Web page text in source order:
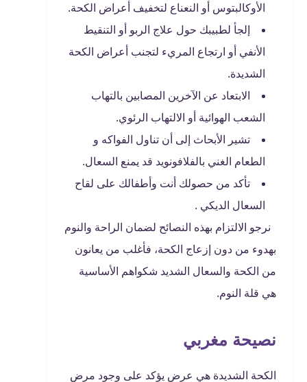
الأوكالبتوس أو النعناع لتخفيف أعراض الكحة.
إلجأ لطبيبك حول علاج الربو أو التنقيط
الأنفي أو ارتجاع المريء لتجنب أعراض الكحة
الشديدة.
الابتعاد عن الآخرين المصابين بالتهاب
الشعب الهوائية أو الالتهاب الرئوي.
تشير الأبحاث إلى أن تناول الفواكه و
الطعام الغني بالفلافونويد قد يمنع السعال.
تأكد من حصولك أنت وأطفالك على لقاح
السعال الديكي .
نرجو الالتزام بهذه النصائح لضمان الراحة والنوم
بهدوء من دون إزعاج الكحة، فأغلب من يعانون
من الكحة والسعال الشديد شكواهم الأساسية
هي قلة النوم.
نصيحة مغربي
الكحة الشديدة هي عرض يؤكد على وجود مرض